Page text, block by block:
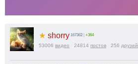
★ shorry 167362 +364
53006 видео 24814 постов 256 друзей